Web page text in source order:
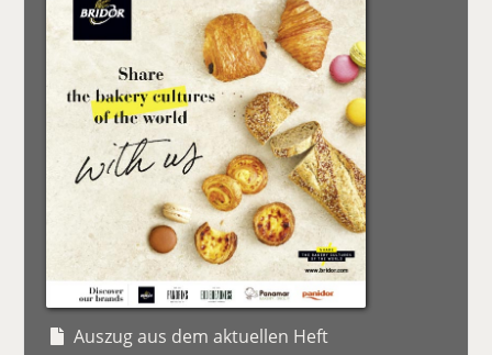
Auszug aus dem aktuellen Heft